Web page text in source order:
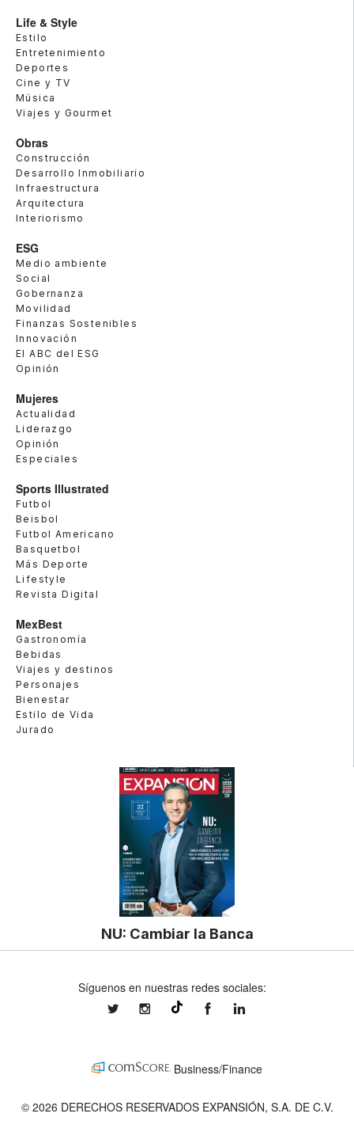
Life & Style
Estilo
Entretenimiento
Deportes
Cine y TV
Música
Viajes y Gourmet
Obras
Construcción
Desarrollo Inmobiliario
Infraestructura
Arquitectura
Interiorismo
ESG
Medio ambiente
Social
Gobernanza
Movilidad
Finanzas Sostenibles
Innovación
El ABC del ESG
Opinión
Mujeres
Actualidad
Liderazgo
Opinión
Especiales
Sports Illustrated
Futbol
Beisbol
Futbol Americano
Basquetbol
Más Deporte
Lifestyle
Revista Digital
MexBest
Gastronomía
Bebidas
Viajes y destinos
Personajes
Bienestar
Estilo de Vida
Jurado
NU: Cambiar la Banca
Síguenos en nuestras redes sociales:
expansionmxexpansionmx ExpansionMex
Business/Finance
© 2026 DERECHOS RESERVADOS EXPANSIÓN, S.A. DE C.V.